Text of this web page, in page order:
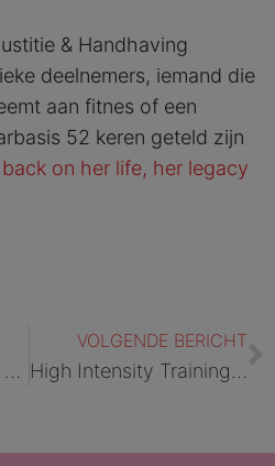
& Handhaving
deelnemers, iemand die
aan fitnes of een
52 keren geteld zijn
on her life, her legacy
VOLGENDE BERICHT